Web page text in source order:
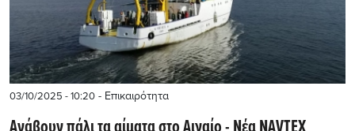
03/10/2025 - 10:20 - Επικαιρότητα